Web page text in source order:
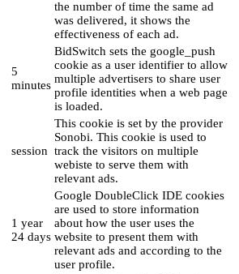
the number of time the same ad
was delivered, it shows the
effectiveness of each ad.
5
minutes
BidSwitch sets the google_push
cookie as a user identifier to allow
multiple advertisers to share user
profile identities when a web page
is loaded.
session
This cookie is set by the provider
Sonobi. This cookie is used to
track the visitors on multiple
webiste to serve them with
relevant ads.
1 year
24 days
Google DoubleClick IDE cookies
are used to store information
about how the user uses the
website to present them with
relevant ads and according to the
user profile.